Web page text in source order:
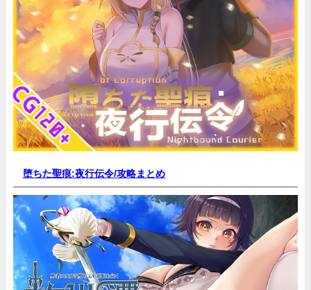
堕ちた聖痕:夜行伝令/攻略まとめ